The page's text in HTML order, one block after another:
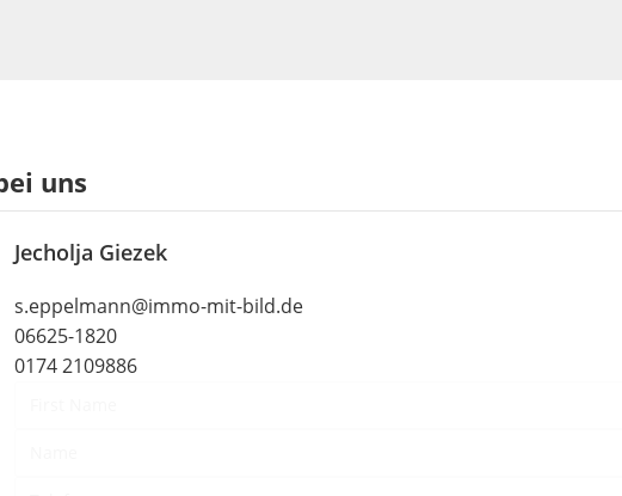
uns
Jecholja Giezek
s.eppelmann@immo-mit-bild.de
06625-1820
0174 2109886